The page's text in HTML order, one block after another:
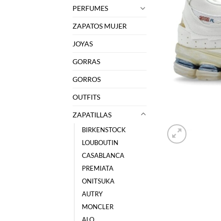
PERFUMES
ZAPATOS MUJER
JOYAS
GORRAS
GORROS
OUTFITS
ZAPATILLAS
BIRKENSTOCK
LOUBOUTIN
CASABLANCA
PREMIATA
ONITSUKA
AUTRY
MONCLER
ALO